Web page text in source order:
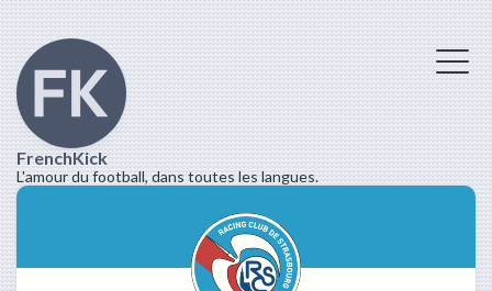
FrenchKick
L'amour du football, dans toutes les langues.